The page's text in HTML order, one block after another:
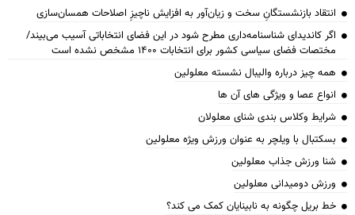
انتقاد بازنشستگانِ سخت و زیان‌آور به افزایش ناچیزِ اصلاحات همسان‌سازی
اگر کاندیدای شناسنامه‌‎داری مطرح شود در این فضای انتخاباتی آسیب می‌بیند/
مختصات فضای سیاسی کشور برای انتخابات ۱۴۰۰ مشخص نشده است
همه چیز درباره والیبال نشسته معلولین
انواع عصا و ویژگی های آن ها
شرایط وکلاس بندی شنای معلولان
بسکتبال با ویلچر به عنوان ورزش ویژه معلولین
شنا ورزش جذاب معلولین
ورزش دومیدانی معلولین
خط بریل چگونه به نابینایان کمک می کند؟